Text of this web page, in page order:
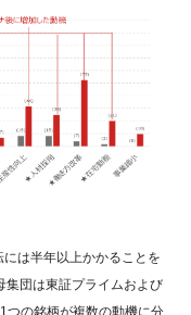
には半年以上かかることを
団は東証プライムおよび